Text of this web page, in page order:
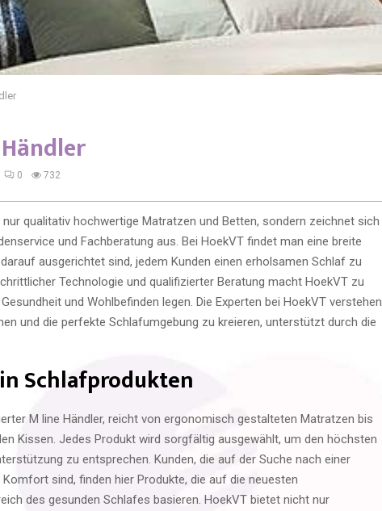
0 732
qualitativ hochwertige Matratzen und Betten, sondern zeichnet sich
und Fachberatung aus. Bei HoekVT findet man eine breite
ausgerichtet sind, jedem Kunden einen erholsamen Schlaf zu
Technologie und qualifizierter Beratung macht HoekVT zu
und Wohlbefinden legen. Die Experten bei HoekVT verstehen
und die perfekte Schlafumgebung zu kreieren, unterstützt durch die
Schlafprodukten
M line Händler, reicht von ergonomisch gestalteten Matratzen bis
Kissen. Jedes Produkt wird sorgfältig ausgewählt, um den höchsten
zu entsprechen. Kunden, die auf der Suche nach einer
sind, finden hier Produkte, die auf die neuesten
des gesunden Schlafes basieren. HoekVT bietet nicht nur